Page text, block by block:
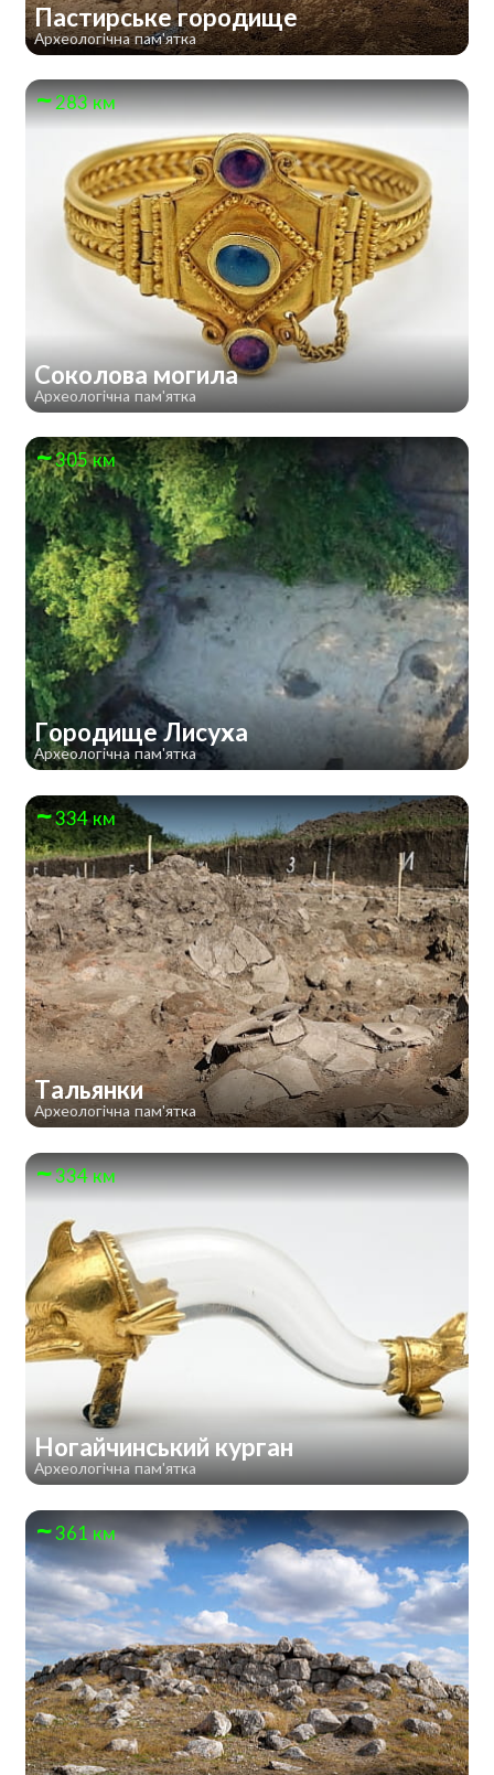
Пастирське городище
Археологічна пам'ятка
283 км
Соколова могила
Археологічна пам'ятка
305 км
Городище Лисуха
Археологічна пам'ятка
334 км
Тальянки
Археологічна пам'ятка
334 км
Ногайчинський курган
Археологічна пам'ятка
361 км